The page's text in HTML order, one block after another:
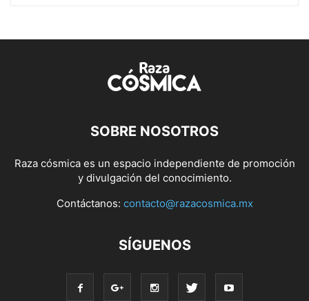
SOBRE NOSOTROS
Raza cósmica es un espacio independiente de promoción
y divulgación del conocimiento.
Contáctanos: contacto@razacosmica.mx
SÍGUENOS